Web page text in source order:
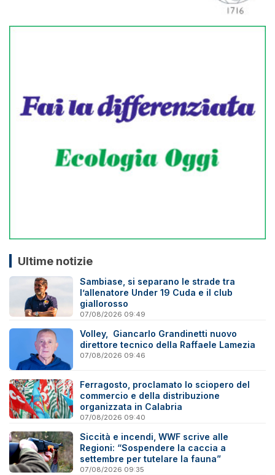
Ultime notizie
Sambiase, si separano le strade tra
l’allenatore Under 19 Cuda e il club
giallorosso
07/08/2026 09:49
Volley, Giancarlo Grandinetti nuovo
direttore tecnico della Raffaele Lamezia
07/08/2026 09:46
Ferragosto, proclamato lo sciopero del
commercio e della distribuzione
organizzata in Calabria
07/08/2026 09:40
Siccità e incendi, WWF scrive alle
Regioni: “Sospendere la caccia a
settembre per tutelare la fauna”
07/08/2026 09:35